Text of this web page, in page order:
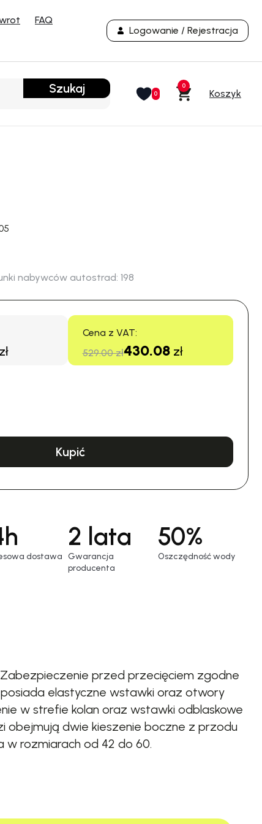
FAQ
Logowanie / Rejestracja
Szukaj 0
0
nabywców autostrad: 198
zł
Cena z VAT:
529.00 zł430.08zł
Kupić
dostawa
2 lata
Gwarancja
producenta
50%
Oszczędność wody
przed przecięciem zgodne
elastyczne wstawki oraz otwory
w strefie kolan oraz wstawki odblaskowe
obejmują dwie kieszenie boczne z przodu
w rozmiarach od 42 do 60.